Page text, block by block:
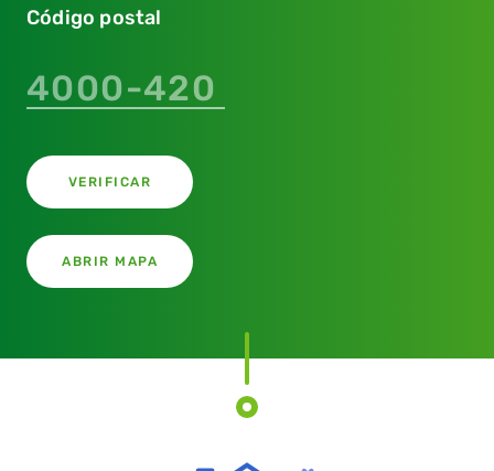
Código postal
Este campo é
VERIFICAR
ABRIR MAPA